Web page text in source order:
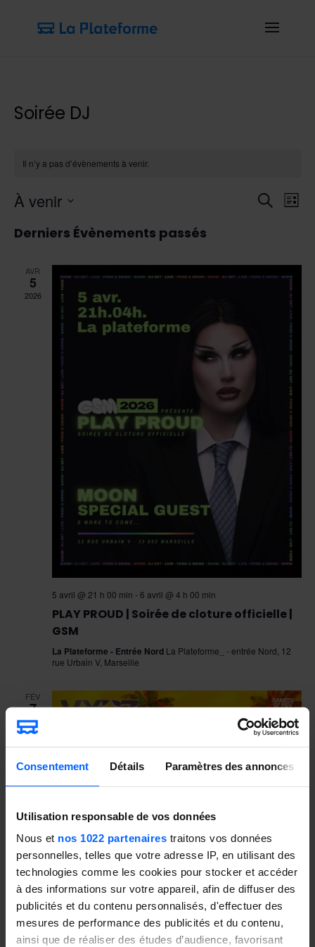
Consentement Détails Paramètres des annonces
Utilisation responsable de vos données
Nous et nos 1022 partenaires traitons vos données
personnelles, telles que votre adresse IP, en utilisant des
technologies comme les cookies pour stocker et accéder
à des informations sur votre appareil, afin de diffuser des
publicités et du contenu personnalisés, d'effectuer des
mesures de performance des publicités et du contenu,
ainsi que de réaliser des études d’audience, favorisant
Soirée DJ
Il n’y a pas d’évènements à venir.
de
vues
Liste
À venir
une
Derniers Évènements passés
AVR
5
2026
5 avril @ 21 h 00 min - 6 avril @ 4 h 00 min
PLAY PROUD | Soirée de cloture officielle |
GSM
La Plateforme - Entrée Nord La Plateforme_ - entrée Nord, 12
rue Urbain V, Marseille
FÉV
7
2026
7 février @ 22 h 00 min
Vybz Carnival | Soirée Showcases & DJs
La Plateforme - Entrée NordLa Plateforme_ - entrée Nord, 12
€17,99